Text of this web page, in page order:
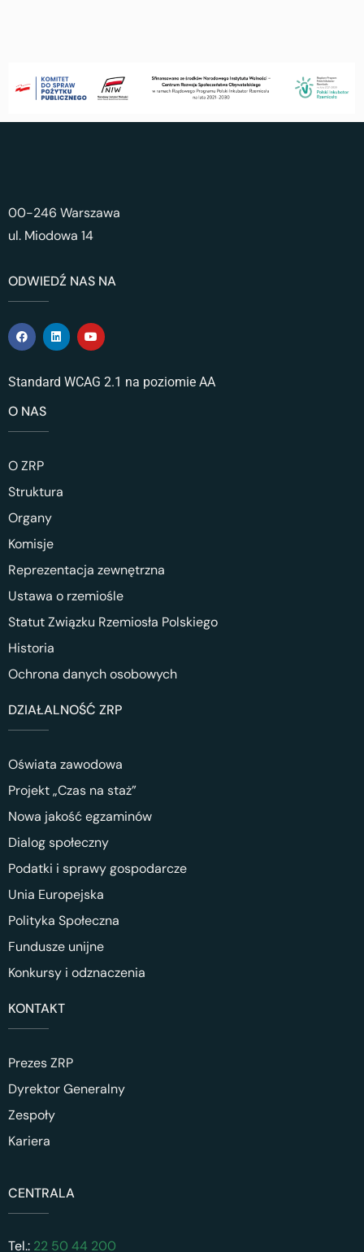
00-246 Warszawa
ul. Miodowa 14
ODWIEDŹ NAS NA
Standard WCAG 2.1 na poziomie AA
O NAS
O ZRP
Struktura
Organy
Komisje
Reprezentacja zewnętrzna
Ustawa o rzemiośle
Statut Związku Rzemiosła Polskiego
Historia
Ochrona danych osobowych
DZIAŁALNOŚĆ ZRP
Oświata zawodowa
Projekt „Czas na staż”
Nowa jakość egzaminów
Dialog społeczny
Podatki i sprawy gospodarcze
Unia Europejska
Polityka Społeczna
Fundusze unijne
Konkursy i odznaczenia
KONTAKT
Prezes ZRP
Dyrektor Generalny
Zespoły
Kariera
CENTRALA
Tel.: 22 50 44 200